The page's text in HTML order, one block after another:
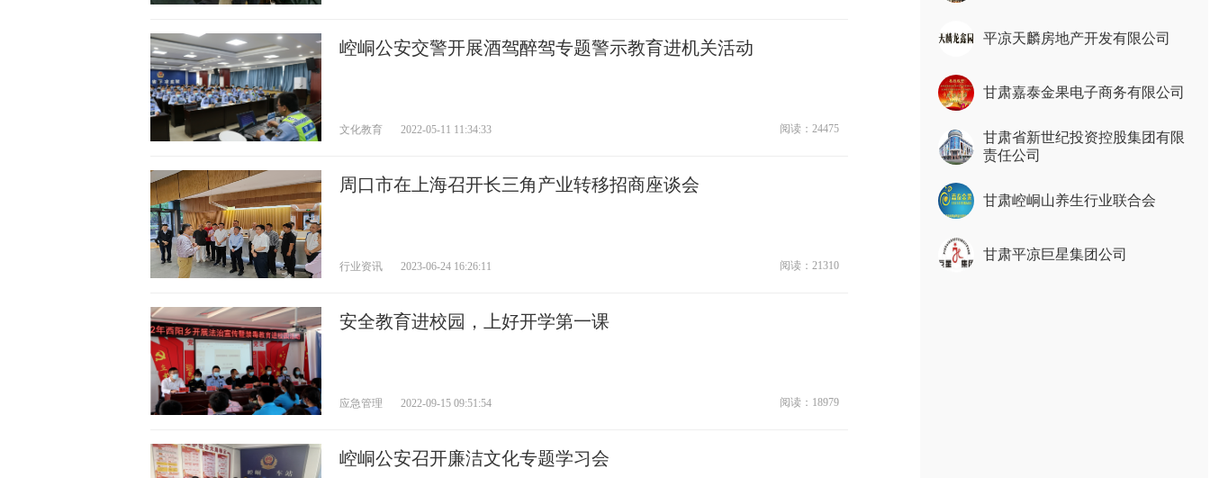
崆峒公安交警开展酒驾醉驾专题警示教育进机关活动
阅读：24475
文化教育 2022-05-11 11:34:33
周口市在上海召开长三角产业转移招商座谈会
阅读：21310
行业资讯 2023-06-24 16:26:11
安全教育进校园，上好开学第一课
阅读：18979
应急管理 2022-09-15 09:51:54
崆峒公安召开廉洁文化专题学习会
平凉天麟房地产开发有限公司
甘肃嘉泰金果电子商务有限公司
甘肃省新世纪投资控股集团有限
责任公司
甘肃崆峒山养生行业联合会
甘肃平凉巨星集团公司